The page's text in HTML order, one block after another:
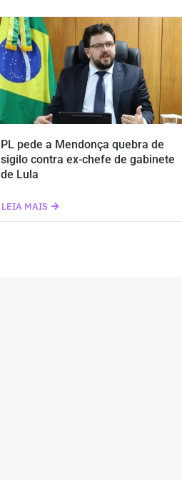
PL pede a Mendonça quebra de
sigilo contra ex-chefe de gabinete
de Lula
LEIA MAIS